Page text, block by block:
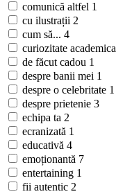
comunică altfel 1
cu ilustrații 2
cum să... 4
curiozitate academica
de făcut cadou 1
despre banii mei 1
despre o celebritate 1
despre prietenie 3
echipa ta 2
ecranizată 1
educativă 4
emoționantă 7
entertaining 1
fii autentic 2